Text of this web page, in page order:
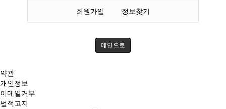
회원가입 정보찾기
메인으로
약관
개인정보
이메일거부
법적고지